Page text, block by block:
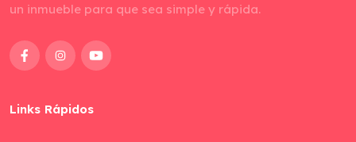
un inmueble para que sea simple y rápida.
Links Rápidos